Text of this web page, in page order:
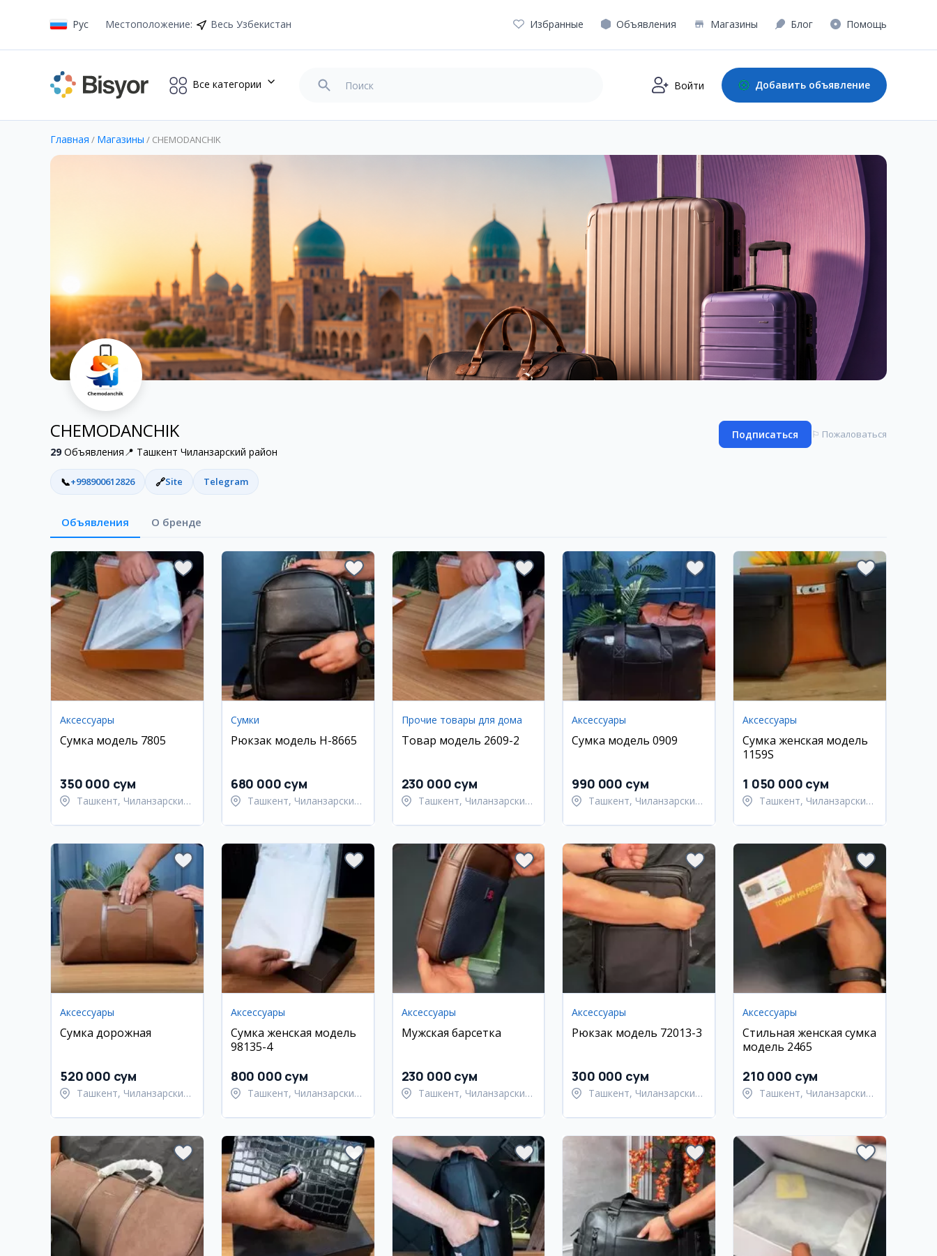
Рус Местоположение: Весь Узбекистан Избранные Объявления Магазины Блог Помощь
Все категории Войти Добавить объявление
Главная / Магазины / CHEMODANCHIK
CHEMODANCHIK
29 Объявления📍 Ташкент Чиланзарский район
📞+998900612826 🔗Site Telegram
Подписаться ⚐ Пожаловаться
Объявления О бренде
Аксессуары
Сумка модель 7805
350 000 сум
Ташкент, Чиланзарский
Сумки
Рюкзак модель H-8665
680 000 сум
Ташкент, Чиланзарский
Прочие товары для дома
Товар модель 2609-2
230 000 сум
Ташкент, Чиланзарский
Аксессуары
Сумка модель 0909
990 000 сум
Ташкент, Чиланзарский
Аксессуары
Сумка женская модель
1159S
1 050 000 сум
Ташкент, Чиланзарский
Аксессуары
Сумка дорожная
520 000 сум
Ташкент, Чиланзарский
Аксессуары
Сумка женская модель
98135-4
800 000 сум
Ташкент, Чиланзарский
Аксессуары
Мужская барсетка
230 000 сум
Ташкент, Чиланзарский
Аксессуары
Рюкзак модель 72013-3
300 000 сум
Ташкент, Чиланзарский
Аксессуары
Стильная женская сумка
модель 2465
210 000 сум
Ташкент, Чиланзарский